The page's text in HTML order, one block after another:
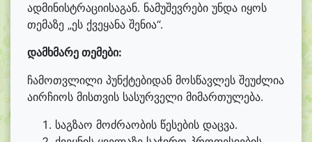
ადმინისტრაციისაგან. ნამუშევრები უნდა იყოს
თემაზე „ეს ქვეყანა შენია“.
დამხმარე თემები:
ჩამოთვლილი პუნქტებიდან მოსწავლეს შეუძლია
აირჩიოს მისთვის სასურველი მიმართულება.
საგზაო მოძრაობის წესების დაცვა.